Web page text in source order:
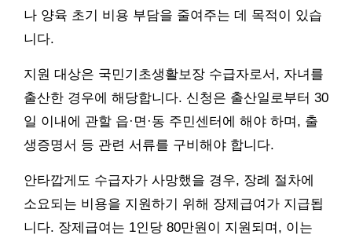
나 양육 초기 비용 부담을 줄여주는 데 목적이 있습
니다.
지원 대상은 국민기초생활보장 수급자로서, 자녀를
출산한 경우에 해당합니다. 신청은 출산일로부터 30
일 이내에 관할 읍·면·동 주민센터에 해야 하며, 출
생증명서 등 관련 서류를 구비해야 합니다.
안타깝게도 수급자가 사망했을 경우, 장례 절차에
소요되는 비용을 지원하기 위해 장제급여가 지급됩
니다. 장제급여는 1인당 80만원이 지원되며, 이는